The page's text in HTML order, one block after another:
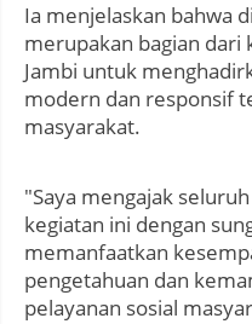
Ia menjelaskan bahwa
merupakan bagian
Jambi untuk
modern dan responsif
masyarakat.
"Saya mengajak
kegiatan ini dengan
memanfaatkan
pengetahuan dan
pelayanan sosial